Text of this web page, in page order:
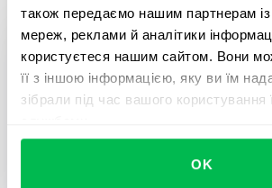
також передаємо нашим партнерам із
мереж, реклами й аналітики
користуєтеся нашим сайтом. Вони
її з іншою інформацією, яку ви їм
зібрали під час вашого користування
OK